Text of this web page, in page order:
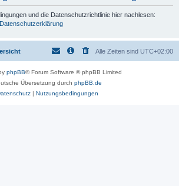
und die Datenschutzrichtlinie hier nachlesen:
Datenschutzerklärung
Alle Zeiten sind UTC+02:00
phpBB® Forum Software © phpBB Limited
Übersetzung durch phpBB.de
| Nutzungsbedingungen